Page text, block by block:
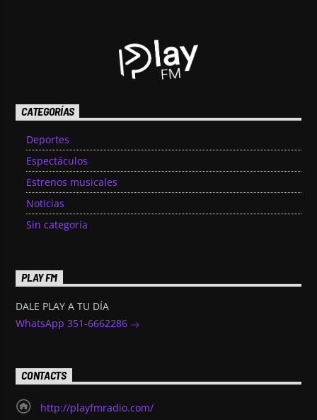
CATEGORÍAS
Deportes
Espectáculos
Estrenos musicales
Noticias
Sin categoría
PLAY FM
DALE PLAY A TU DÍA
WhatsApp 351-6662286
CONTACTS
http://playfmradio.com/